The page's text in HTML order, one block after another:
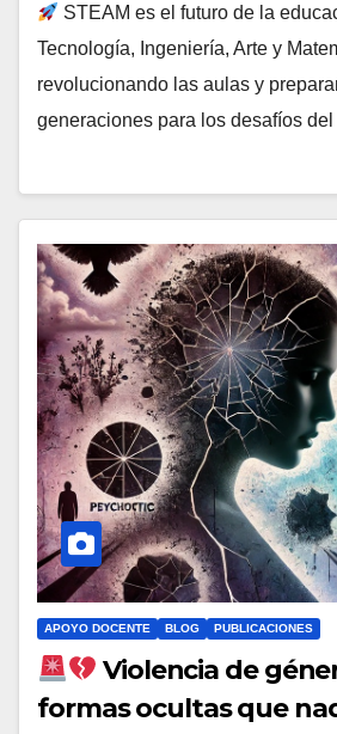
STEAM es el futuro de la
Tecnología, Ingeniería, Arte y
revolucionando las aulas y
generaciones para los desafíos
APOYO DOCENTE BLOG PUBLICACIONES
Violencia de
formas ocultas que